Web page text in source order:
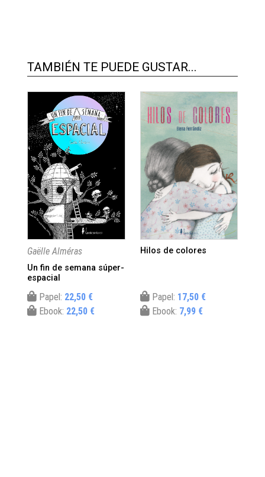
TAMBIÉN TE PUEDE GUSTAR...
Gaëlle Alméras
Un fin de semana súper-
espacial
Papel: 22,50 €
Ebook: 22,50 €
Hilos de colores
Papel: 17,50 €
Ebook: 7,99 €